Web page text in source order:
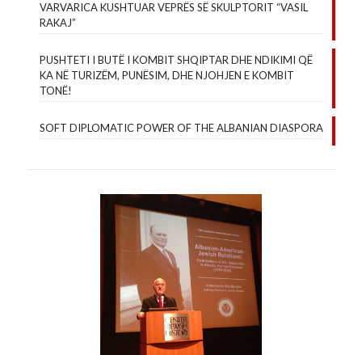
VARVARICA KUSHTUAR VEPRËS SË SKULPTORIT “VASIL
RAKAJ”
PUSHTETI I BUTË I KOMBIT SHQIPTAR DHE NDIKIMI QË
KA NË TURIZËM, PUNËSIM, DHE NJOHJEN E KOMBIT
TONË!
SOFT DIPLOMATIC POWER OF THE ALBANIAN DIASPORA